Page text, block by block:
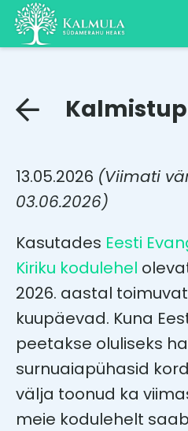
13.05.2026 (Viimati
03.06.2026)
Kasutades Eesti
Kiriku kodulehel
2026. aastal
kuupäevad. Kuna
peetakse oluliseks
surnuaiapühasid
välja toonud ka
meie kodulehelt